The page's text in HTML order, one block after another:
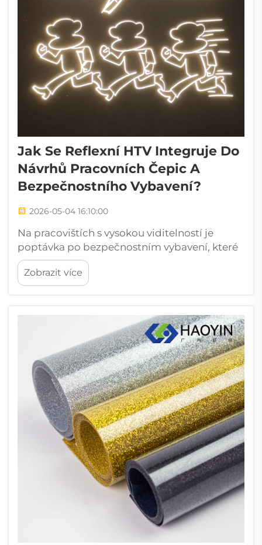
Jak Se Reflexní HTV Integruje Do
Návrhů Pracovních Čepic A
Bezpečnostního Vybavení?
2026-05-04 16:10:00
Na pracovištích s vysokou viditelností je
poptávka po bezpečnostním vybavení, které
je zároveň funkční a jasně rozpoznatelné,
vyšší než kdy dříve. Reflexní HTV se ukázal
jako praktické a univerzální řešení pro přímé
Zobrazit více